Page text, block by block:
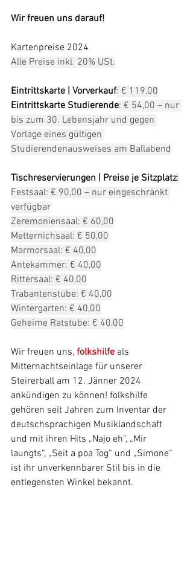
Wir freuen uns darauf!
Kartenpreise 2024
Alle Preise inkl. 20% USt.
Eintrittskarte | Vorverkauf: € 119,00
Eintrittskarte Studierende: € 54,00 – nur
bis zum 30. Lebensjahr und gegen
Vorlage eines gültigen
Studierendenausweises am Ballabend
Tischreservierungen | Preise je Sitzplatz:
Festsaal: € 90,00 – nur eingeschränkt
verfügbar
Zeremoniensaal: € 60,00
Metternichsaal: € 50,00
Marmorsaal: € 40,00
Antekammer: € 40,00
Rittersaal: € 40,00
Trabantenstube: € 40,00
Wintergarten: € 40,00
Geheime Ratstube: € 40,00
Wir freuen uns, folkshilfe als
Mitternachtseinlage für unserer
Steirerball am 12. Jänner 2024
ankündigen zu können! folkshilfe
gehören seit Jahren zum Inventar der
deutschsprachigen Musiklandschaft
und mit ihren Hits „Najo eh“, „Mir
laungts“, „Seit a poa Tog“ und „Simone“
ist ihr unverkennbarer Stil bis in die
entlegensten Winkel bekannt.